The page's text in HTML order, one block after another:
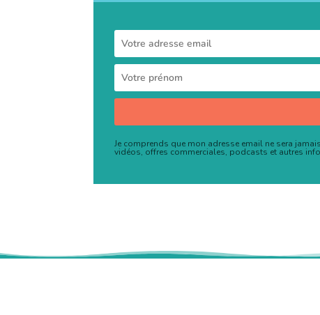
Je comprends que mon adresse email ne sera
vidéos, offres commerciales, podcasts et autres